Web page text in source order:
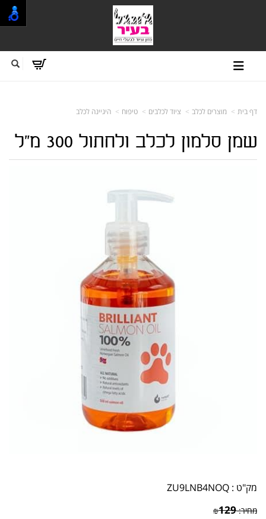
דף בית מוצרים לכלב ציוד לכלבים טיפוח היגיינה לכלב
שמן סלמון לכלב ולחתול 300 מ"ל
מק"ט : ZU9LNB4NOQ
מחיר: ₪129